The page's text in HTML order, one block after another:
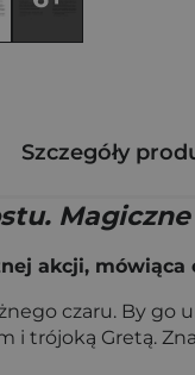
Szczegóły
akcji, mówiąca
czaru. By go
trójoką Gretą.